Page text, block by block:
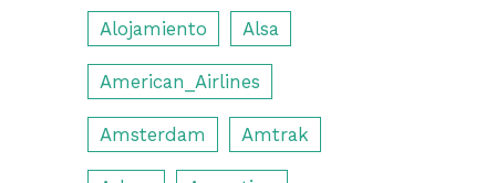
Alojamiento Alsa
American_Airlines
Amsterdam Amtrak